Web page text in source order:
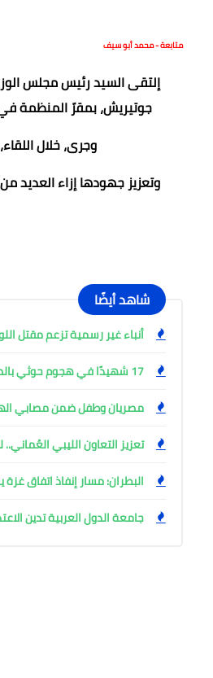
متابعة - محمد أبو سيف
إلتقى السيد رئيس مجلس
جوتيريش، بمقرّ المنظمة
وجرى، خلال
وتعزيز جهودها إزاء العديد
شاهد أيضًا
أنباء غير رسمية تزعم مقتل
17 شهيدًا في هجوم حوثي بالصواريخ والمسيرات.. والجيش اليمني يتوعد
مصريان وطفل ضمن مصابي
تعزيز التعاون الليبي
البطران: مسار إنفاذ اتفاق
جامعة الدول العربية تدين